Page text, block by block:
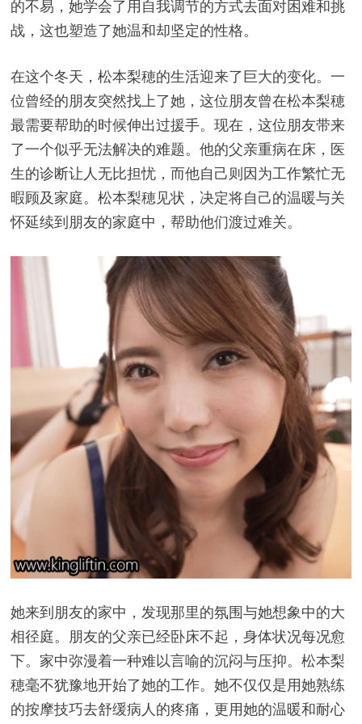
的不易，她学会了用自我调节的方式去面对困难和挑
战，这也塑造了她温和却坚定的性格。
在这个冬天，松本梨穂的生活迎来了巨大的变化。一
位曾经的朋友突然找上了她，这位朋友曾在松本梨穂
最需要帮助的时候伸出过援手。现在，这位朋友带来
了一个似乎无法解决的难题。他的父亲重病在床，医
生的诊断让人无比担忧，而他自己则因为工作繁忙无
暇顾及家庭。松本梨穂见状，决定将自己的温暖与关
怀延续到朋友的家庭中，帮助他们渡过难关。
她来到朋友的家中，发现那里的氛围与她想象中的大
相径庭。朋友的父亲已经卧床不起，身体状况每况愈
下。家中弥漫着一种难以言喻的沉闷与压抑。松本梨
穂毫不犹豫地开始了她的工作。她不仅仅是用她熟练
的按摩技巧去舒缓病人的疼痛，更用她的温暖和耐心